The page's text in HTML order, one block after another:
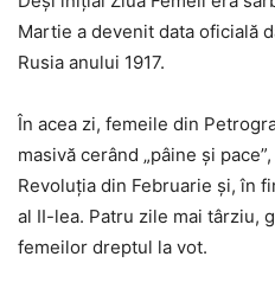
Martie a devenit data oficială
Rusia anului 1917.
În acea zi, femeile din
masivă cerând „pâine și
Revoluția din Februarie și, în
al II-lea. Patru zile mai târziu,
femeilor dreptul la vot.